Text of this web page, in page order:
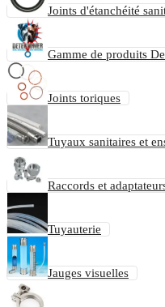
Joints d'étanchéité
Gamme de produits
Joints toriques
Tuyaux sanitaires et
Raccords et
Tuyauterie
Jauges visuelles